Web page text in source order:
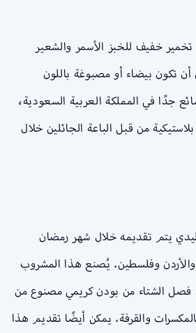
خفيف للخبز الأسمر والشعير
أن تكون بيضاء أو مصبوغة باللون
جدًا في المملكة العربية السعودية،
من قبل الباعة الجائلين خلال
يتم تقديمه خلال شهر رمضان
وفلسطين. يُصنع هذا المشروب
فصل الشتاء من بودن كريمي مصنوع من
والقرفة. يمكن أيضًا تقديم هذا